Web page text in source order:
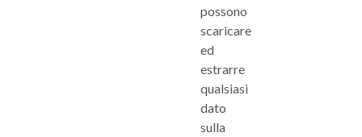
possono
scaricare
ed
estrarre
qualsiasi
dato
sulla